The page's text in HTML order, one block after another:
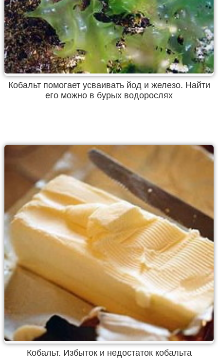
Кобальт помогает усваивать йод и железо. Найти
его можно в бурых водорослях
Кобальт. Избыток и недостаток кобальта